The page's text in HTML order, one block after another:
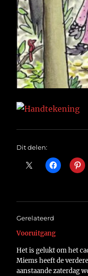
Dit delen:
Gerelateerd
Vooruitgang
Het is gelukt om het
Miems heeft de
aanstaande zaterdag